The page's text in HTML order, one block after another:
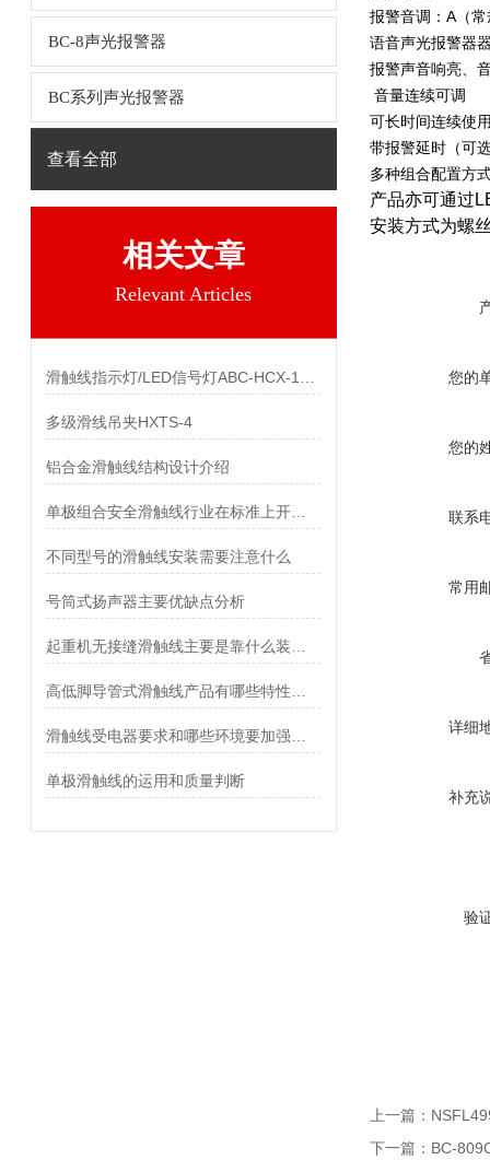
BC-8声光报警器
BC系列声光报警器
查看全部
相关文章
Relevant Articles
多级滑线吊夹HXTS-4
铝合金滑触线结构设计介绍
不同型号的滑触线安装需要注意什么
号筒式扬声器主要优缺点分析
单极滑触线的运用和质量判断
报警音调：A（
语音声光报警器
报警声音响亮、
音量连续可调
可长时间连续使
带报警延时（可
多种组合配置方
产品亦可通过
安装方式为螺
您的
您的
联系
常用
详细
补充
验
上一篇：
下一篇： BC-